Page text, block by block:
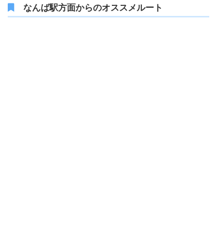
なんば駅方面からのオススメルート